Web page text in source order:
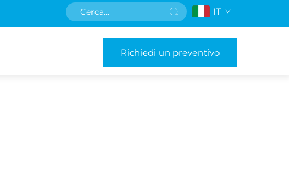
IT
Richiedi un preventivo